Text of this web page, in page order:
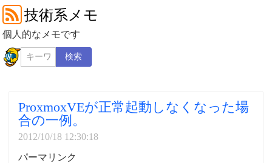
技術系メモ
個人的なメモです
検索
ProxmoxVEが正常起動しなくなった場
合の一例。
2012/10/18 12:30:18
パーマリンク